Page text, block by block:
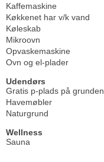
Kaffemaskine
Køkkenet har v/k vand
Køleskab
Mikroovn
Opvaskemaskine
Ovn og el-plader
Udendørs
Gratis p-plads på grunden
Havemøbler
Naturgrund
Wellness
Sauna